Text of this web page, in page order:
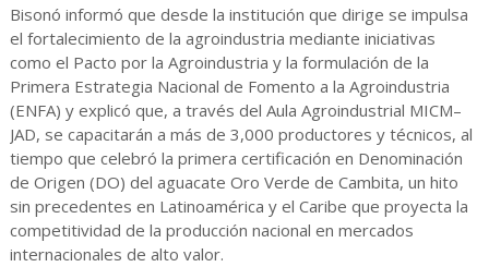
Bisonó informó que desde la institución que dirige se impulsa
el fortalecimiento de la agroindustria mediante iniciativas
como el Pacto por la Agroindustria y la formulación de la
Primera Estrategia Nacional de Fomento a la Agroindustria
(ENFA) y explicó que, a través del Aula Agroindustrial MICM–
JAD, se capacitarán a más de 3,000 productores y técnicos, al
tiempo que celebró la primera certificación en Denominación
de Origen (DO) del aguacate Oro Verde de Cambita, un hito
sin precedentes en Latinoamérica y el Caribe que proyecta la
competitividad de la producción nacional en mercados
internacionales de alto valor.